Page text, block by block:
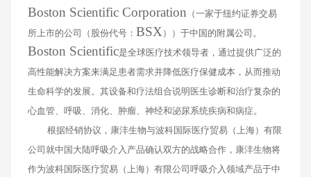
Boston Scientific Corporation （一家于纽约证券交易
所上市的公司（股份代号： BSX ））于中国的附属公司。
Boston Scientific是全球医疗技术领导者，通过提供广泛的
高性能解决方案来满足患者需求并降低医疗保健成本，从而推动
生命科学的发展。其设备和疗法组合说明医生诊断和治疗复杂的
心血管、呼吸、消化、肿瘤、神经和泌尿系统疾病和病症。
根据经销协议，康沣生物与波科国际医疗贸易（上海）有限
公司就中国大陆呼吸介入产品确认双方的战略合作，康沣生物将
作为波科国际医疗贸易（上海）有限公司呼吸介入领域产品于中